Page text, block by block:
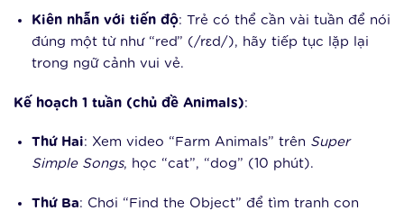
Kiên nhẫn với tiến độ: Trẻ có thể cần vài tuần để nói
đúng một từ như “red” (/rɛd/), hãy tiếp tục lặp lại
trong ngữ cảnh vui vẻ.
Kế hoạch 1 tuần (chủ đề Animals):
Thứ Hai: Xem video “Farm Animals” trên Super
Simple Songs, học “cat”, “dog” (10 phút).
Thứ Ba: Chơi “Find the Object” để tìm tranh con